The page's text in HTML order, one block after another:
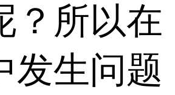
？所以在
发生问题